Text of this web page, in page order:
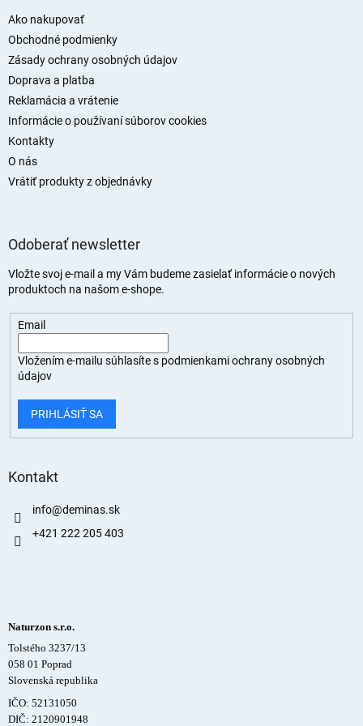
Ako nakupovať
Obchodné podmienky
Zásady ochrany osobných údajov
Doprava a platba
Reklamácia a vrátenie
Informácie o používaní súborov cookies
Kontakty
O nás
Vrátiť produkty z objednávky
Odoberať newsletter
Vložte svoj e-mail a my Vám budeme zasielať informácie o nových
produktoch na našom e-shope.
Email
Vložením e-mailu súhlasíte s podmienkami ochrany osobných
údajov
PRIHLÁSIŤ SA
Kontakt
info@deminas.sk
+421 222 205 403
Naturzon s.r.o.
Tolstého 3237/13
058 01 Poprad
Slovenská republika
IČO: 52131050
DIČ: 2120901948